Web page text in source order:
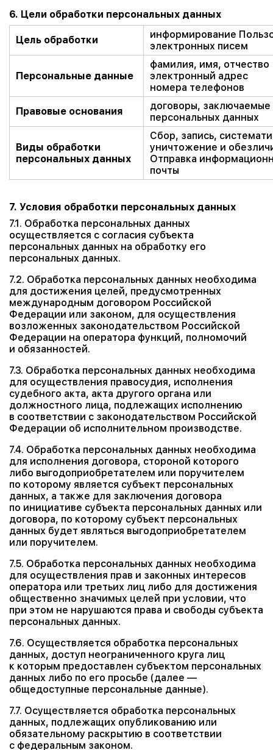
6. Цели обработки персональных данных
Цель обработки
информирование
электронных писем
Персональные данные
фамилия, имя, отчество
электронный адрес
номера телефонов
Правовые основания
договоры,
персональных данных
Виды обработки
персональных данных
Сбор, запись,
уничтожение и
Отправка
почты
7. Условия обработки персональных данных
7.1. Обработка персональных данных
осуществляется с согласия субъекта
персональных данных на обработку его
персональных данных.
7.2. Обработка персональных данных необходима
для достижения целей, предусмотренных
международным договором Российской
Федерации или законом, для осуществления
возложенных законодательством Российской
Федерации на оператора функций, полномочий
и обязанностей.
7.3. Обработка персональных данных необходима
для осуществления правосудия, исполнения
судебного акта, акта другого органа или
должностного лица, подлежащих исполнению
в соответствии с законодательством Российской
Федерации об исполнительном производстве.
7.4. Обработка персональных данных необходима
для исполнения договора, стороной которого
либо выгодоприобретателем или поручителем
по которому является субъект персональных
данных, а также для заключения договора
по инициативе субъекта персональных данных или
договора, по которому субъект персональных
данных будет являться выгодоприобретателем
или поручителем.
7.5. Обработка персональных данных необходима
для осуществления прав и законных интересов
оператора или третьих лиц либо для достижения
общественно значимых целей при условии, что
при этом не нарушаются права и свободы субъекта
персональных данных.
7.6. Осуществляется обработка персональных
данных, доступ неограниченного круга лиц
к которым предоставлен субъектом персональных
данных либо по его просьбе (далее —
общедоступные персональные данные).
7.7. Осуществляется обработка персональных
данных, подлежащих опубликованию или
обязательному раскрытию в соответствии
с федеральным законом.